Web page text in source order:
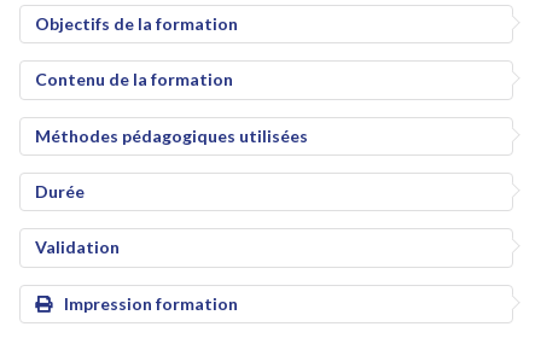
Objectifs de la formation
Contenu de la formation
Méthodes pédagogiques utilisées
Durée
Validation
Impression formation